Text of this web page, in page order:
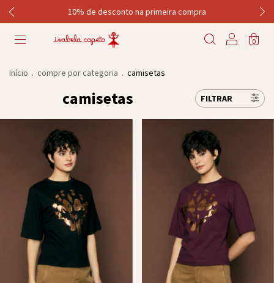
10% de desconto na primeira compra
0
Início . compre por categoria . camisetas
camisetas FILTRAR